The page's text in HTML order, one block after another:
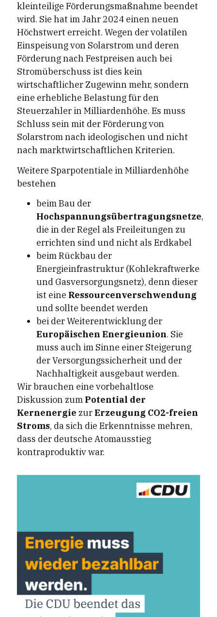
kleinteilige Förderungsmaßnahme beendet
wird. Sie hat im Jahr 2024 einen neuen
Höchstwert erreicht. Wegen der volatilen
Einspeisung von Solarstrom und deren
Förderung nach Festpreisen auch bei
Stromüberschuss ist dies kein
wirtschaftlicher Zugewinn mehr, sondern
eine erhebliche Belastung für den
Steuerzahler in Milliardenhöhe. Es muss
Schluss sein mit der Förderung von
Solarstrom nach ideologischen und nicht
nach marktwirtschaftlichen Kriterien.
Weitere Sparpotentiale in Milliardenhöhe
bestehen
beim Bau der
Hochspannungsübertragungsnetze,
die in der Regel als Freileitungen zu
errichten sind und nicht als Erdkabel
beim Rückbau der
Energieinfrastruktur (Kohlekraftwerke
und Gasversorgungsnetz), denn dieser
ist eine Ressourcenverschwendung
und sollte beendet werden
bei der Weiterentwicklung der
Europäischen Energieunion. Sie
muss auch im Sinne einer Steigerung
der Versorgungssicherheit und der
Nachhaltigkeit ausgebaut werden.
Wir brauchen eine vorbehaltlose
Diskussion zum Potential der
Kernenergie zurErzeugung CO2-freien
Stroms, da sich die Erkenntnisse mehren,
dass der deutsche Atomausstieg
kontraproduktiv war.